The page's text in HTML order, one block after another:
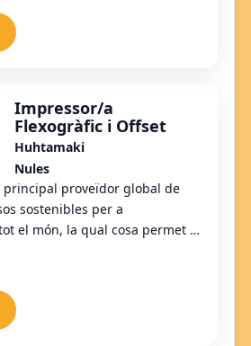
Impressor/a
Flexogràfic i Offset
Huhtamaki
Nules
principal proveïdor global de
sostenibles per a
el món, la qual cosa permet el